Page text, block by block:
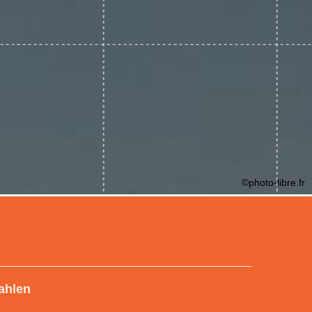
©photo-libre.fr